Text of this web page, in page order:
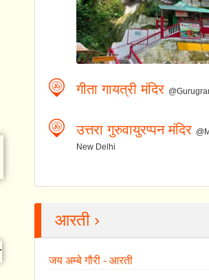
गीता गायत्री मंदिर
उत्तरा गुरुवायुरप्पन मंदिर
New Delhi
आरती ›
जय अम्बे गौरी - आरती